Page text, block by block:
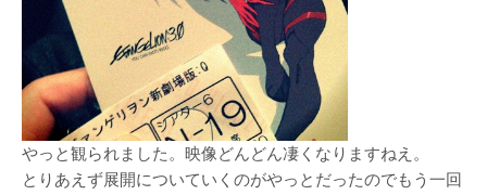
やっと観られました。映像どんどん凄くなりますねえ。
とりあえず展開についていくのがやっとだったのでもう一回